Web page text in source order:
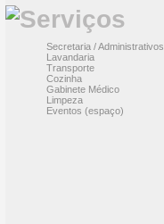
Secretaria / Administrativos
Lavandaria
Transporte
Cozinha
Gabinete Médico
Limpeza
Eventos (espaço)